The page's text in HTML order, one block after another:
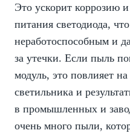
Это ускорит коррозию
питания светодиода,
неработоспособным и
за утечки. Если пыль
модуль, это повлияет
светильника и
в промышленных и
очень много пыли,